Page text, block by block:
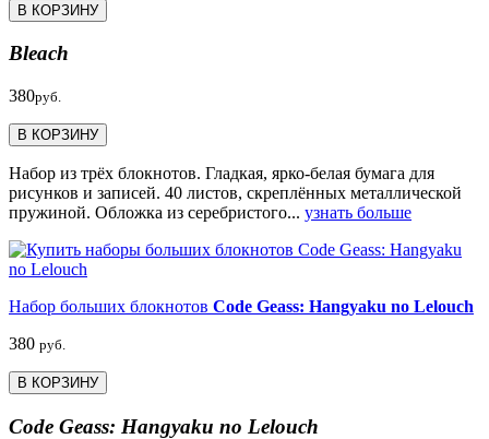
В КОРЗИНУ
Bleach
380руб.
В КОРЗИНУ
Набор из трёх блокнотов. Гладкая, ярко-белая бумага для
рисунков и записей. 40 листов, скреплённых металлической
пружиной. Обложка из серебристого... узнать больше
Набор больших блокнотов Code Geass: Hangyaku no Lelouch
380 руб.
В КОРЗИНУ
Code Geass: Hangyaku no Lelouch